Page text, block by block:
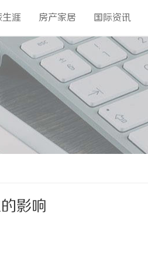
生涯 房产家居 国际资讯
影响